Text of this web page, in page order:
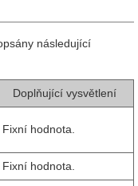
následující
Doplňující vysvětlení
Fixní hodnota.
Fixní hodnota.